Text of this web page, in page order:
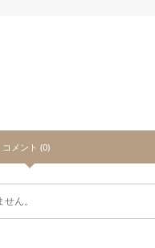
コメント (0)
ん。